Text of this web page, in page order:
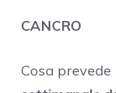
CANCRO
Cosa prevede